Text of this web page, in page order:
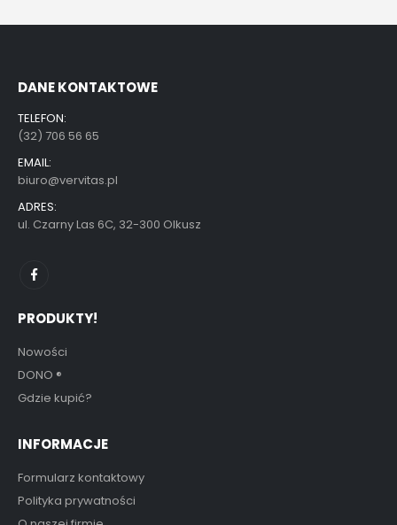
DANE KONTAKTOWE
TELEFON:
(32) 706 56 65
EMAIL:
biuro@vervitas.pl
ADRES:
ul. Czarny Las 6C, 32-300 Olkusz
PRODUKTY!
Nowości
DONO ®
Gdzie kupić?
INFORMACJE
Formularz kontaktowy
Polityka prywatności